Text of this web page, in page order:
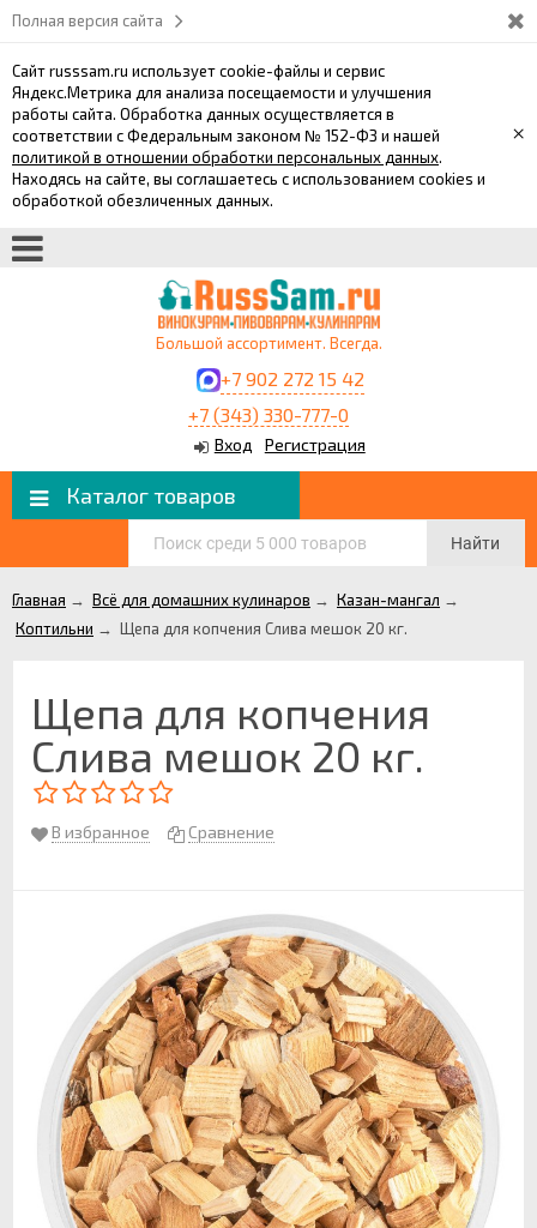
Полная версия сайта
Сайт russsam.ru использует cookie-файлы и сервис
Яндекс.Метрика для анализа посещаемости и улучшения
работы сайта. Обработка данных осуществляется в
соответствии с Федеральным законом № 152-ФЗ и нашей
политикой в отношении обработки персональных данных.
Находясь на сайте, вы соглашаетесь с использованием cookies и
обработкой обезличенных данных.
×
Большой ассортимент. Всегда.
+7 902 272 15 42
+7 (343) 330-777-0
Вход Регистрация
Каталог товаров
Найти
Главная → Всё для домашних кулинаров → Казан-мангал →
Коптильни → Щепа для копчения Слива мешок 20 кг.
Щепа для копчения
Слива мешок 20 кг.
В избранное Сравнение